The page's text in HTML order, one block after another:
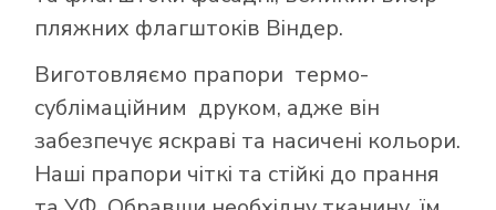
пляжних флагштоків Віндер.
Виготовляємо прапори термо-
сублімаційним друком, адже він
забезпечує яскраві та насичені кольори.
Наші прапори чіткі та стійкі до прання